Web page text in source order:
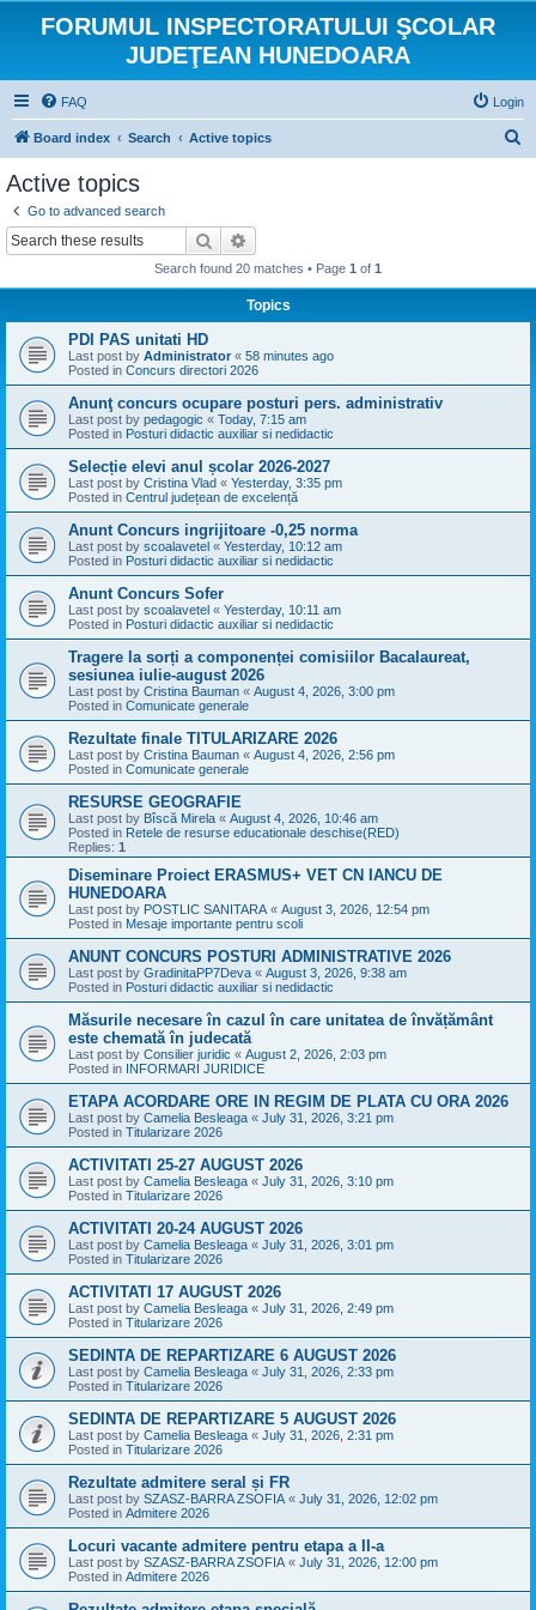
FORUMUL INSPECTORATULUI ŞCOLAR
JUDEŢEAN HUNEDOARA
FAQ Login
Board index Search Active topics
Active topics
Go to advanced search
Search
Search found 20 matches • Page 1 of 1
Topics
PDI PAS unitati HD
Last post by Administrator « 58 minutes ago
Posted in Concurs directori 2026
Anunţ concurs ocupare posturi pers. administrativ
Last post by pedagogic « Today, 7:15 am
Posted in Posturi didactic auxiliar si nedidactic
Selecție elevi anul școlar 2026-2027
Last post by Cristina Vlad « Yesterday, 3:35 pm
Posted in Centrul județean de excelență
Anunt Concurs ingrijitoare -0,25 norma
Last post by scoalavetel « Yesterday, 10:12 am
Posted in Posturi didactic auxiliar si nedidactic
Anunt Concurs Sofer
Last post by scoalavetel « Yesterday, 10:11 am
Posted in Posturi didactic auxiliar si nedidactic
Tragere la sorți a componenței comisiilor Bacalaureat,
sesiunea iulie-august 2026
Last post by Cristina Bauman « August 4, 2026, 3:00 pm
Posted in Comunicate generale
Rezultate finale TITULARIZARE 2026
Last post by Cristina Bauman « August 4, 2026, 2:56 pm
Posted in Comunicate generale
RESURSE GEOGRAFIE
Last post by Bîscă Mirela « August 4, 2026, 10:46 am
Posted in Retele de resurse educationale deschise(RED)
Replies: 1
Diseminare Proiect ERASMUS+ VET CN IANCU DE
HUNEDOARA
Last post by POSTLIC SANITARA « August 3, 2026, 12:54 pm
Posted in Mesaje importante pentru scoli
ANUNT CONCURS POSTURI ADMINISTRATIVE 2026
Last post by GradinitaPP7Deva « August 3, 2026, 9:38 am
Posted in Posturi didactic auxiliar si nedidactic
Măsurile necesare în cazul în care unitatea de învățământ
este chemată în judecată
Last post by Consilier juridic « August 2, 2026, 2:03 pm
Posted in INFORMARI JURIDICE
ETAPA ACORDARE ORE IN REGIM DE PLATA CU ORA 2026
Last post by Camelia Besleaga « July 31, 2026, 3:21 pm
Posted in Titularizare 2026
ACTIVITATI 25-27 AUGUST 2026
Last post by Camelia Besleaga « July 31, 2026, 3:10 pm
Posted in Titularizare 2026
ACTIVITATI 20-24 AUGUST 2026
Last post by Camelia Besleaga « July 31, 2026, 3:01 pm
Posted in Titularizare 2026
ACTIVITATI 17 AUGUST 2026
Last post by Camelia Besleaga « July 31, 2026, 2:49 pm
Posted in Titularizare 2026
SEDINTA DE REPARTIZARE 6 AUGUST 2026
Last post by Camelia Besleaga « July 31, 2026, 2:33 pm
Posted in Titularizare 2026
SEDINTA DE REPARTIZARE 5 AUGUST 2026
Last post by Camelia Besleaga « July 31, 2026, 2:31 pm
Posted in Titularizare 2026
Rezultate admitere seral și FR
Last post by SZASZ-BARRA ZSOFIA « July 31, 2026, 12:02 pm
Posted in Admitere 2026
Locuri vacante admitere pentru etapa a II-a
Last post by SZASZ-BARRA ZSOFIA « July 31, 2026, 12:00 pm
Posted in Admitere 2026